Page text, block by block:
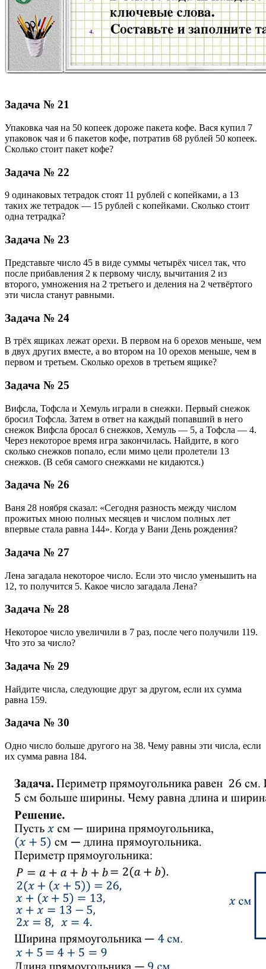
Задача № 21
Упаковка чая на 50 копеек дороже пакета кофе. Вася купил 7
упаковок чая и 6 пакетов кофе, потратив 68 рублей 50 копеек.
Сколько стоит пакет кофе?
Задача № 22
9 одинаковых тетрадок стоят 11 рублей с копейками, а 13
таких же тетрадок — 15 рублей с копейками. Сколько стоит
одна тетрадка?
Задача № 23
Представьте число 45 в виде суммы четырёх чисел так, что
после прибавления 2 к первому числу, вычитания 2 из
второго, умножения на 2 третьего и деления на 2 четвёртого
эти числа станут равными.
Задача № 24
В трёх ящиках лежат орехи. В первом на 6 орехов меньше, чем
в двух других вместе, а во втором на 10 орехов меньше, чем в
первом и третьем. Сколько орехов в третьем ящике?
Задача № 25
Вифсла, Тофсла и Хемуль играли в снежки. Первый снежок
бросил Тофсла. Затем в ответ на каждый попавший в него
снежок Вифсла бросал 6 снежков, Хемуль — 5, а Тофсла — 4.
Через некоторое время игра закончилась. Найдите, в кого
сколько снежков попало, если мимо цели пролетели 13
снежков. (В себя самого снежками не кидаются.)
Задача № 26
Ваня 28 ноября сказал: «Сегодня разность между числом
прожитых мною полных месяцев и числом полных лет
впервые стала равна 144». Когда у Вани День рождения?
Задача № 27
Лена загадала некоторое число. Если это число уменьшить на
12, то получится 5. Какое число загадала Лена?
Задача № 28
Некоторое число увеличили в 7 раз, после чего получили 119.
Что это за число?
Задача № 29
Найдите числа, следующие друг за другом, если их сумма
равна 159.
Задача № 30
Одно число больше другого на 38. Чему равны эти числа, если
их сумма равна 184.